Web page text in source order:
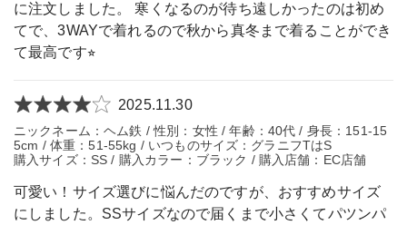
に注文しました。 寒くなるのが待ち遠しかったのは初め
てで、3WAYで着れるので秋から真冬まで着ることができ
て最高です⭐︎
2025.11.30
ニックネーム：ヘム鉄 / 性別：女性 / 年齢：40代 / 身長：151-15
5cm / 体重：51-55kg / いつものサイズ：グラニフTはS
購入サイズ：SS / 購入カラー：ブラック / 購入店舗：EC店舗
可愛い！サイズ選びに悩んだのですが、おすすめサイズ
にしました。SSサイズなので届くまで小さくてパツンパ